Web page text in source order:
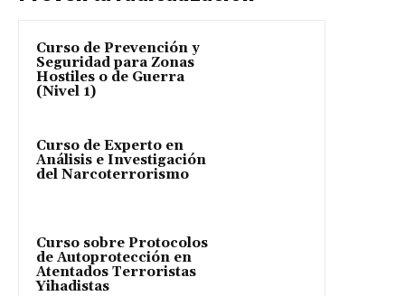
Curso de Prevención y
Seguridad para Zonas
Hostiles o de Guerra
(Nivel 1)
Curso de Experto en
Análisis e Investigación
del Narcoterrorismo
Curso sobre Protocolos
de Autoprotección en
Atentados Terroristas
Yihadistas